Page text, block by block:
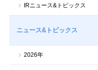
IRニュース&トピックス
ニュース&トピックス
2026年